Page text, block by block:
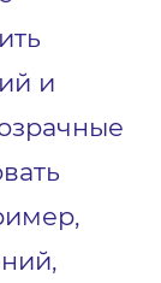
и